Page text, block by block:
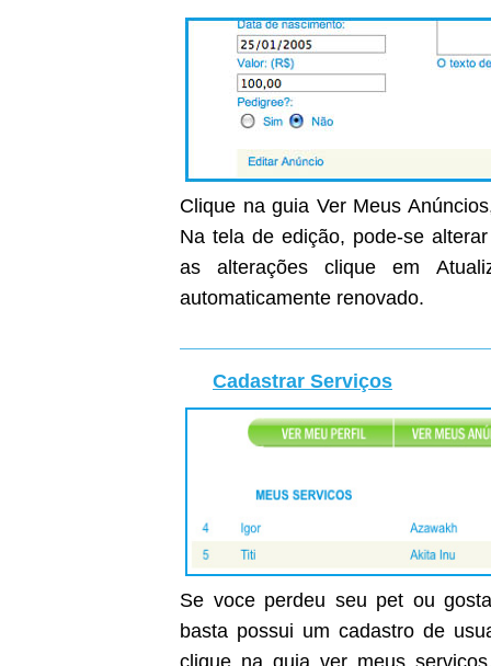
Clique na guia Ver Meus
Na tela de edição, pode-se
as alterações clique em
automaticamente renovado.
Cadastrar Serviços
Se voce perdeu seu pet ou
basta possui um cadastro de
clique na guia ver meus